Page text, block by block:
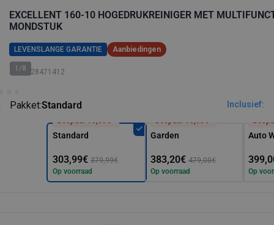
EXCELLENT 160-10 HOGEDRUKREINIGER MET
MONDSTUK
LEVENSLANGE GARANTIE Aanbiedingen
SKU: 128471412
1/8
Pakket:Standard Inclusief:
Bespaar 76,00€*
Standard
303,99€ 379,99€
Op voorraad
Bespaar 95,80€*
Garden
383,20€ 479,00€
Op voorraad
Auto
Op